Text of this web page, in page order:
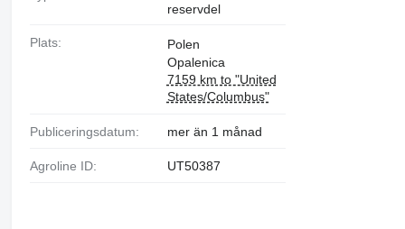
reservdel
Plats:
Polen
Opalenica
7159 km to "United
States/Columbus"
Publiceringsdatum: mer än 1 månad
Agroline ID: UT50387